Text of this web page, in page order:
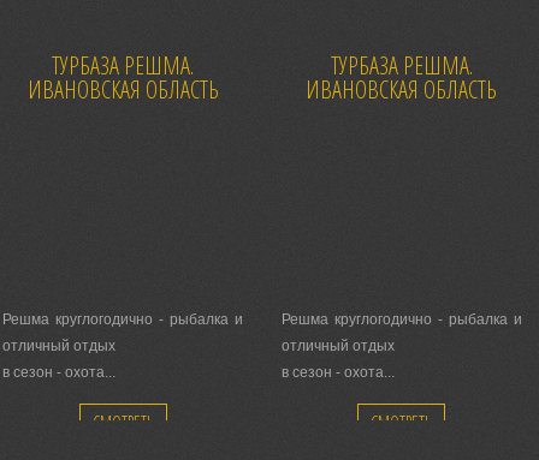
ТУРБАЗА РЕШМА.
ИВАНОВСКАЯ ОБЛАСТЬ
Решма круглогодично - рыбалка и
отличный отдых
в сезон - охота...
СМОТРЕТЬ
ТУРБАЗА РЕШМА.
ИВАНОВСКАЯ ОБЛАСТЬ
Решма круглогодично - рыбалка и
отличный отдых
в сезон - охота...
СМОТРЕТЬ